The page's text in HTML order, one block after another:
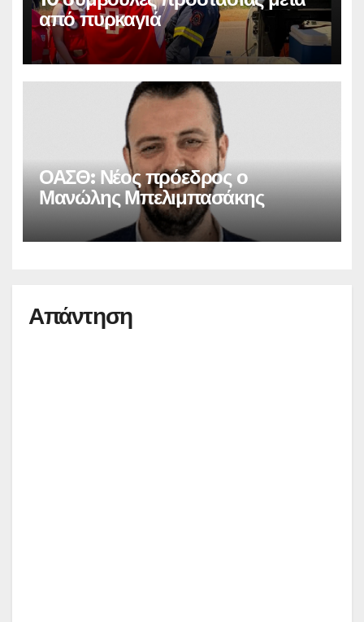
από πυρκαγιά
ΟΑΣΘ: Νέος πρόεδρος ο
Μανώλης Μπελιμπασάκης
Απάντηση